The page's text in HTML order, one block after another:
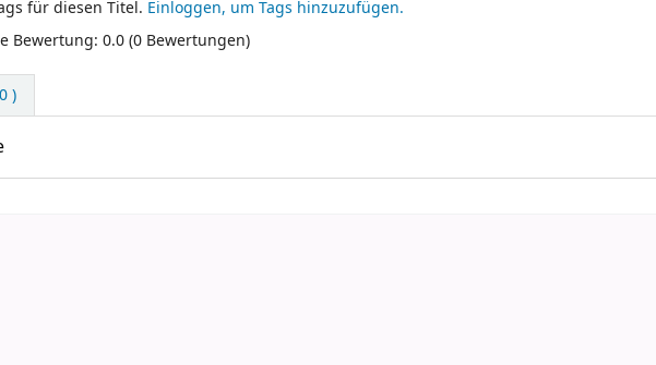
für diesen Titel. Einloggen, um Tags hinzuzufügen.
Bewertung: 0.0 (0 Bewertungen)
)